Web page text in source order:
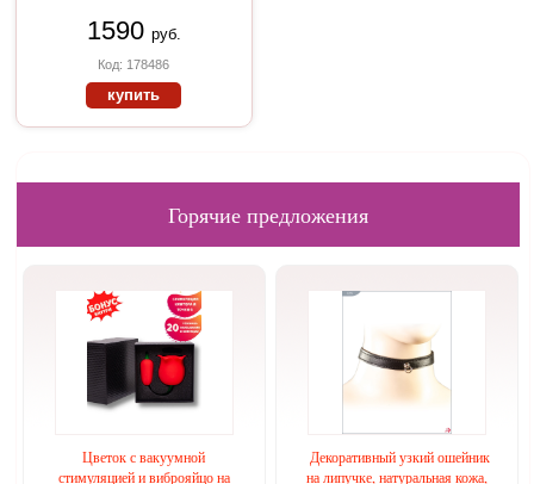
1590 руб.
Код: 178486
купить
Горячие предложения
Цветок с вакуумной
стимуляцией и виброяйцо на
Декоративный узкий ошейник
на липучке, натуральная кожа,